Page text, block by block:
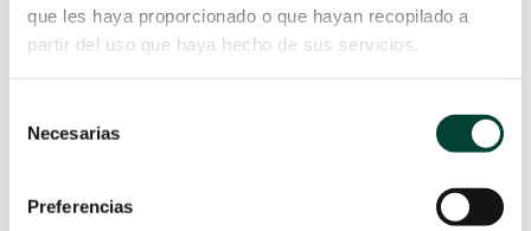
que les haya proporcionado o que hayan recopilado a
partir del uso que haya hecho de sus servicios.
Necesarias
Preferencias
DE SURFACTANTE EN
por